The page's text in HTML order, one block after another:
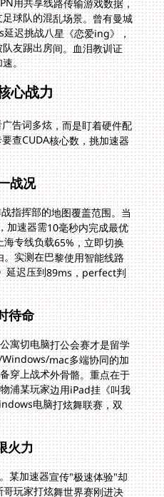
。
心战力
告词多炫，而是盯着硬件配
查CUDA核心数，挑加速器
战况
指挥部的地图覆盖范围。当
加速器需10毫秒内完成最优
海专线负载65%，立即切换
。实测在巴黎使用智能线路
延迟压到89ms，perfect判
待命
寓切电脑打公会赛才是留学
mac多端协同的加
穿上战术外骨骼。重点在于
浦某玩家边用iPad挂《叫我
电脑打炫舞联赛，双
火力
某加速器宣传"极速体验"却
哥玩家打炫舞世界赛刚进决
备方案需要独享100M带宽
技术保障游戏包绝对优先
，即使室友在播4K《甄嬛